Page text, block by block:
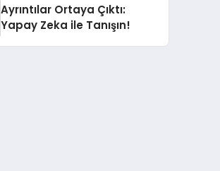
Ayrıntılar Ortaya Çıktı:
Yapay Zeka ile Tanışın!